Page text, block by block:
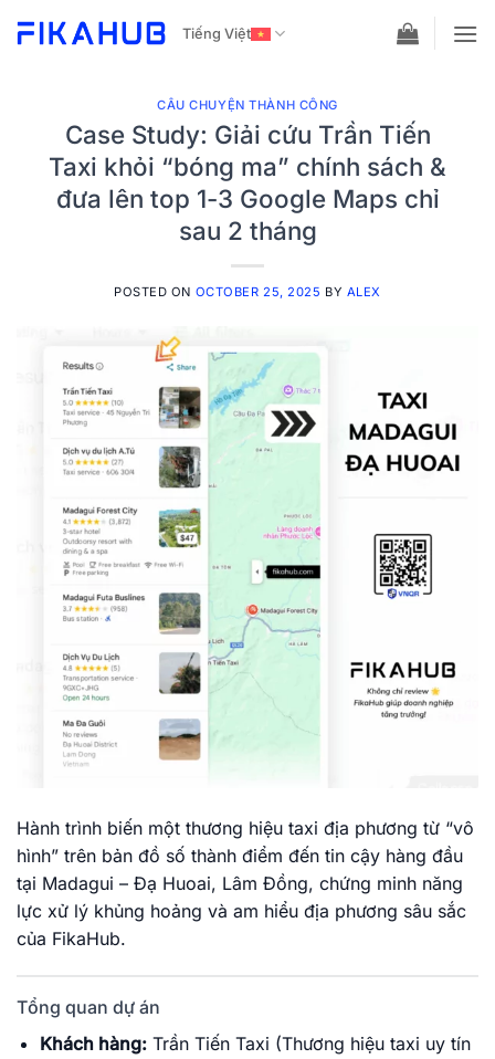
Tiếng Việt
CÂU CHUYỆN THÀNH CÔNG
Case Study: Giải cứu Trần Tiến
Taxi khỏi “bóng ma” chính sách &
đưa lên top 1-3 Google Maps chỉ
sau 2 tháng
POSTED ON OCTOBER 25, 2025 BY ALEX
Hành trình biến một thương hiệu taxi địa phương từ “vô
hình” trên bản đồ số thành điểm đến tin cậy hàng đầu
tại Madagui – Đạ Huoai, Lâm Đồng, chứng minh năng
lực xử lý khủng hoảng và am hiểu địa phương sâu sắc
của FikaHub.
Tổng quan dự án
Khách hàng:Trần Tiến Taxi (Thương hiệu taxi uy tín